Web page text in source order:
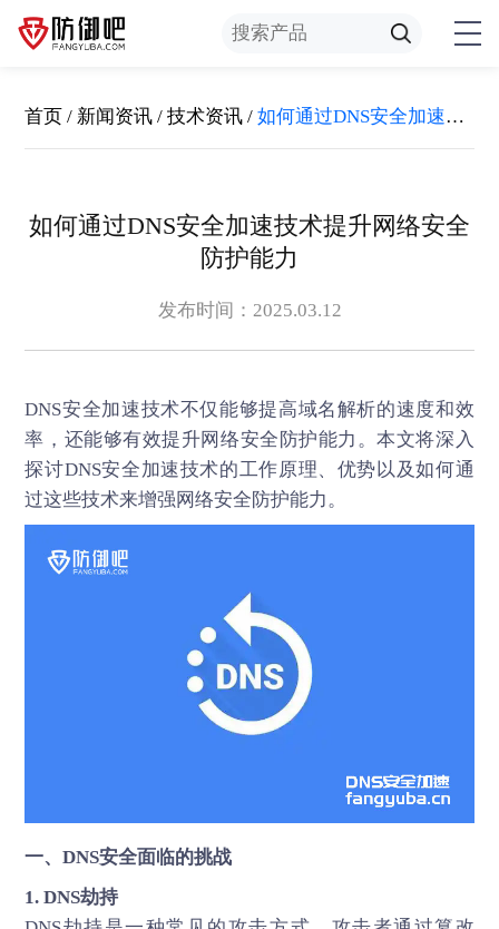
首页 / 新闻资讯 /技术资讯 /如何通过DNS安全加速技术提升网络安全防护能力
如何通过DNS安全加速技术提升网络安全
防护能力
发布时间：2025.03.12
DNS安全加速技术不仅能够提高域名解析的速度和效
率，还能够有效提升网络安全防护能力。本文将深入
探讨DNS安全加速技术的工作原理、优势以及如何通
过这些技术来增强网络安全防护能力。
一、DNS安全面临的挑战
1.DNS劫持